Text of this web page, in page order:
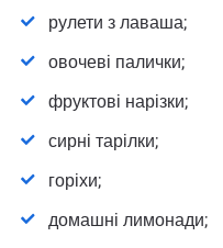
рулети з лаваша;
овочеві палички;
фруктові нарізки;
сирні тарілки;
горіхи;
домашні лимонади;